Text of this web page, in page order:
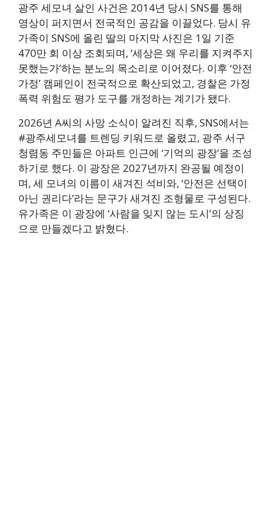
광주 세모녀 살인 사건은 2014년 당시 SNS를 통해
영상이 퍼지면서 전국적인 공감을 이끌었다. 당시 유
가족이 SNS에 올린 딸의 마지막 사진은 1일 기준
470만 회 이상 조회되며, ‘세상은 왜 우리를 지켜주지
못했는가’하는 분노의 목소리로 이어졌다. 이후 ‘안전
가정’ 캠페인이 전국적으로 확산되었고, 경찰은 가정
폭력 위험도 평가 도구를 개정하는 계기가 됐다.
2026년 A씨의 사망 소식이 알려진 직후, SNS에서는
#광주세모녀를 트렌딩 키워드로 올렸고, 광주 서구
청렴동 주민들은 아파트 인근에 ‘기억의 광장’을 조성
하기로 했다. 이 광장은 2027년까지 완공될 예정이
며, 세 모녀의 이름이 새겨진 석비와, ‘안전은 선택이
아닌 권리다’라는 문구가 새겨진 조형물로 구성된다.
유가족은 이 광장에 ‘사람을 잊지 않는 도시’의 상징
으로 만들겠다고 밝혔다.